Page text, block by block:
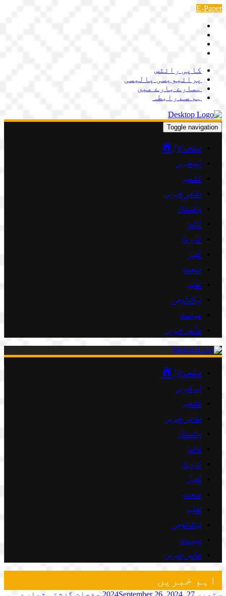
Skip
content
E-Paper
کاپی رائٹس
پرائیویسی پالیسی
ہمارے بارے میں
ہم سے رابطہ
Toggle navigation
صفحہ اوّل
اہم خبریں
کشمیر
مقامی خبریں
پاکستان
کالمز
کاروبار
کھیل
صحت
تعلیم
ٹیکنالوجی
سیاست
عالمی خبریں
صفحہ اوّل
اہم خبریں
کشمیر
مقامی خبریں
پاکستان
کالمز
کاروبار
کھیل
صحت
تعلیم
ٹیکنالوجی
سیاست
عالمی خبریں
اہم خبریں
ستمبر 27, 2024 September 26, 2024 صفحات گزشتہ شمارے